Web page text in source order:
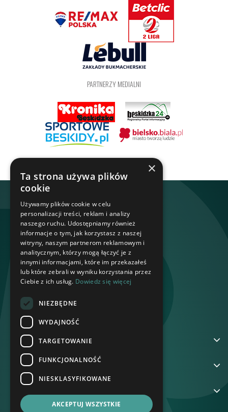
PARTNERZY MEDIALNI
GRUPA REKORD
NA SKRÓTY
×
Ta strona używa plików
cookie
Używamy plików cookie w celu
personalizacji treści, reklam i analizy
naszego ruchu. Udostępniamy również
informacje o tym, jak korzystasz z naszej
witryny, naszym partnerom reklamowym i
analitycznym, którzy mogą łączyć je z
innymi informacjami, które im przekazałeś
lub które zebrali w wyniku korzystania przez
Ciebie z ich usług. Dowiedz się więcej
NIEZBĘDNE
WYDAJNOŚĆ
TARGETOWANIE
FUNKCJONALNOŚĆ
NIESKLASYFIKOWANE
AKCEPTUJ WSZYSTKIE